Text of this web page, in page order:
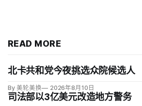
READ MORE
北卡共和党今夜挑选众院候选人
By 美轮美换 2026年8月10日
司法部以3亿美元改造地方警务